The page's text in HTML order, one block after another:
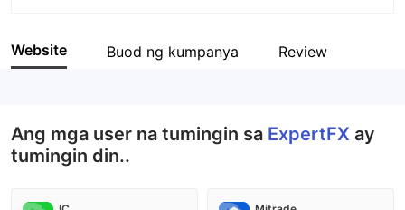
Kumpanya
Website Buod ng kumpanya Review
Ang mga user na tumingin sa ExpertFX ay
tumingin din..